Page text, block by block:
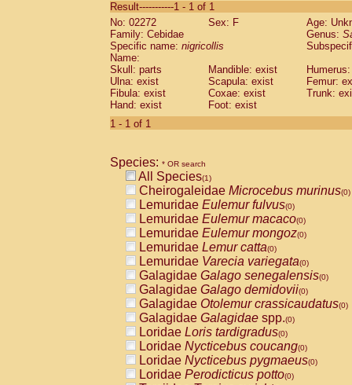
CebidaeSaguinus labiatus(0)
Cebidae Saguinus leucopus (0)
Cebidae
CebidaeSaguinus mystax
Cebidae Saguinus nigricollis (1)
Cebidae Saguinus oedipus
Cebidae Saguinus weddelli
Cebidae Saguinusspp.
Cebidae
CebidaeCebus capucinus
CebidaeCebus nigrivittatus
CebidaeCebus spp.(0)
CebidaeSaimiri boliviensis(0)
CebidaeSaimiri sciureus(0)
AtelidaeAlouatta caraya(0)
AtelidaeAlouatta fusca(0)
AtelidaeAlouatta seniculus(0)
AtelidaeAlouattaspp.(0)
AtelidaeAteles belzebuth(0)
AtelidaeAteles geoffroyi(0)
AtelidaeAteles paniscus(0)
AtelidaeAtelesspp.(0)
AtelidaeLagothrix lagothricha(0)
AtelidaeLagothrix lagothricha cana
PitheciidaeCacajao calvus
Result-----------1 - 1 of 1
No: 02272
Sex: F
Age:
Family: Cebidae
Genus:
Specific name: nigricollis
Name:
Skull: parts
Mandible: exist
Ulna: exist
Scapula: exist
Femur:
Fibula: exist
Coxae: exist
Trunk:
Hand: exist
Foot: exist
1 - 1 of 1
Species: * OR search
All Species(1)
Cheirogaleidae Microcebus murinus(0)
Lemuridae Eulemur fulvus(0)
Lemuridae Eulemur macaco(0)
Lemuridae Eulemur mongoz(0)
Lemuridae Lemur catta(0)
Lemuridae Varecia variegata(0)
Galagidae Galago senegalensis(0)
Galagidae Galago demidovii(0)
Galagidae Otolemur crassicaudatus(0)
Galagidae Galagidae spp.(0)
Loridae Loris tardigradus(0)
Loridae Nycticebus coucang(0)
Loridae Nycticebus pygmaeus(0)
Loridae Perodicticus potto(0)